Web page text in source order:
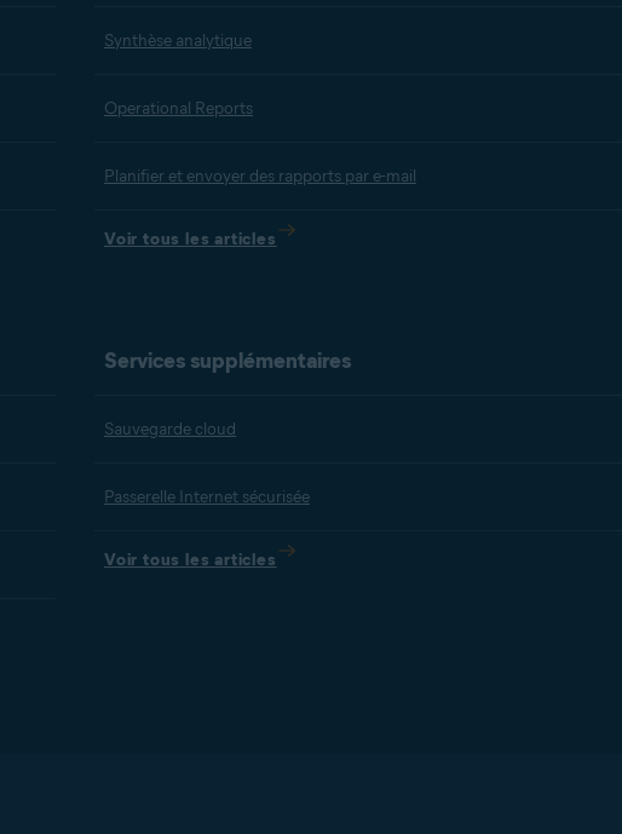
Synthèse analytique
Operational Reports
Planifier et envoyer des rapports par e-mail
Voir tous les articles
Services supplémentaires
Sauvegarde cloud
Passerelle Internet sécurisée
Voir tous les articles